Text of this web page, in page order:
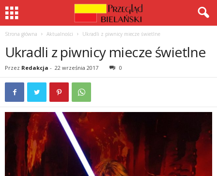
Strona główna Aktualności Ukradli z piwnicy miecze świetlne
Ukradli z piwnicy miecze świetlne
Przez Redakcja - 22 września 2017 0